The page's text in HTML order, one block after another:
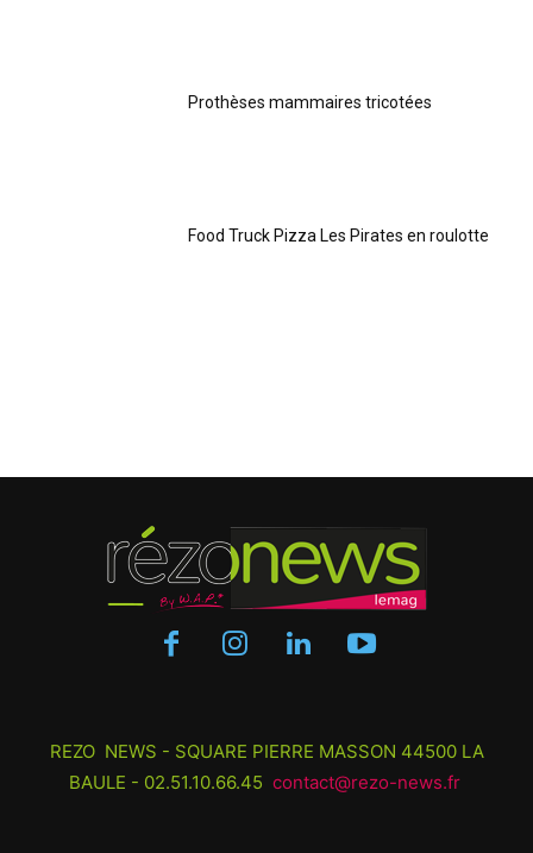
Prothèses mammaires tricotées
Food Truck Pizza Les Pirates en roulotte
REZO NEWS - SQUARE PIERRE MASSON 44500 LA
BAULE - 02.51.10.66.45 contact@rezo-news.fr